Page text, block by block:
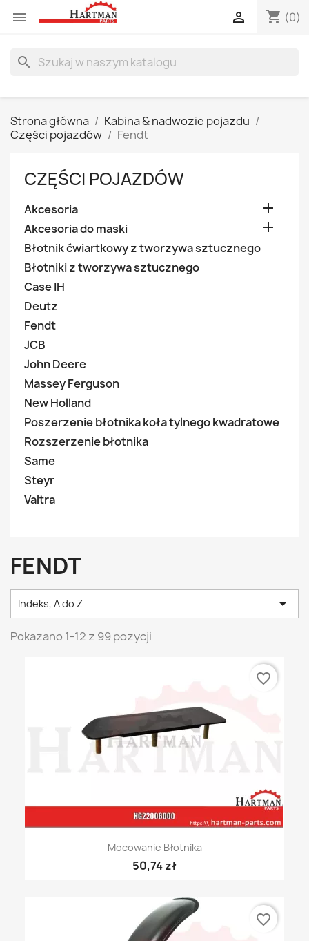
 shopping_cart (0)

search
Strona główna
Kabina & nadwozie pojazdu
Części pojazdów
Fendt
CZĘŚCI POJAZDÓW
Akcesoria 
Akcesoria do maski 
Błotnik ćwiartkowy z tworzywa sztucznego
Błotniki z tworzywa sztucznego
Case IH
Deutz
Fendt
JCB
John Deere
Massey Ferguson
New Holland
Poszerzenie błotnika koła tylnego kwadratowe
Rozszerzenie błotnika
Same
Steyr
Valtra
FENDT
Indeks, A do Z 
Pokazano 1-12 z 99 pozycji
Mocowanie Błotnika
50,74 zł
favorite_border
favorite_border